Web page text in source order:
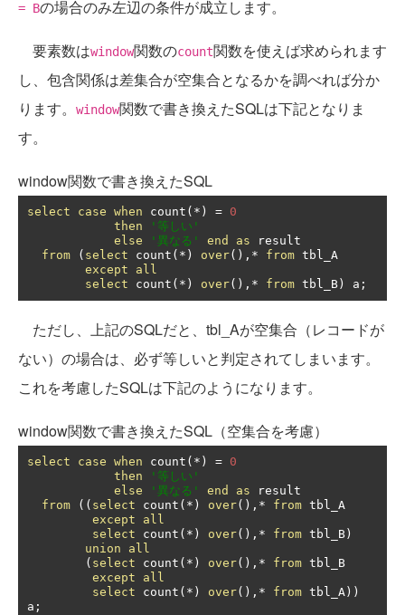
= Bの場合のみ左辺の条件が成立します。
要素数はwindow関数のcount関数を使えば求められます
し、包含関係は差集合が空集合となるかを調べれば分か
ります。
window関数で書き換えたSQLは下記となりま
す。
window関数で書き換えたSQL
select case when count (*) = 0
then
'等しい'
else
'異なる' end as result
from
( select count (*) over(),* from tbl_A
except
all
select count (*) over(),* from tbl_B) a ;
ただし、上記のSQLだと、tbl_Aが空集合（レコードが
ない）の場合は、必ず等しいと判定されてしまいます。
これを考慮したSQLは下記のようになります。
window関数で書き換えたSQL（空集合を考慮）
select case when count (*) = 0
then
'等しい'
else
'異なる' end as result
from
(( select count (*) over(),* from tbl_A
except
all
select count (*) over(),* from tbl_B)
union
all
( select count (*) over(),* from tbl_B
except
all
select count (*) over(),* from tbl_A ))
a ;